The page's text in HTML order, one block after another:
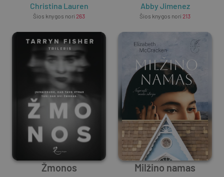
Christina Lauren
Šios knygos nori 263
Abby Jimenez
Šios knygos nori 213
Žmonos Milžino namas